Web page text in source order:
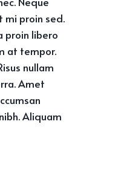
mi proin sed.
proin libero
at tempor.
nullam
Amet
Aliquam